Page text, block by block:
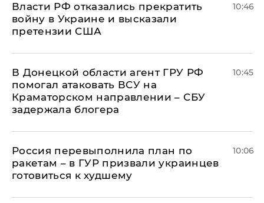
Власти РФ отказались прекратить
войну в Украине и высказали
претензии США
10:46
В Донецкой области агент ГРУ РФ
помогал атаковать ВСУ на
Краматорском направлении – СБУ
задержала блогера
10:45
Россия перевыполнила план по
ракетам – в ГУР призвали украинцев
готовиться к худшему
10:06